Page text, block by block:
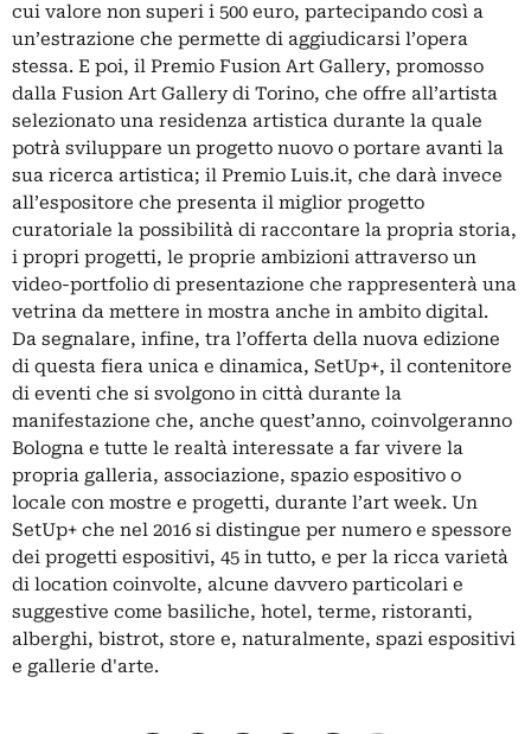
cui valore non superi i 500 euro, partecipando così a
un’estrazione che permette di aggiudicarsi l’opera
stessa. E poi, il Premio Fusion Art Gallery, promosso
dalla Fusion Art Gallery di Torino, che offre all’artista
selezionato una residenza artistica durante la quale
potrà sviluppare un progetto nuovo o portare avanti la
sua ricerca artistica; il Premio Luis.it, che darà invece
all’espositore che presenta il miglior progetto
curatoriale la possibilità di raccontare la propria storia,
i propri progetti, le proprie ambizioni attraverso un
video-portfolio di presentazione che rappresenterà una
vetrina da mettere in mostra anche in ambito digital.
Da segnalare, infine, tra l’offerta della nuova edizione
di questa fiera unica e dinamica, SetUp+, il contenitore
di eventi che si svolgono in città durante la
manifestazione che, anche quest’anno, coinvolgeranno
Bologna e tutte le realtà interessate a far vivere la
propria galleria, associazione, spazio espositivo o
locale con mostre e progetti, durante l’art week. Un
SetUp+ che nel 2016 si distingue per numero e spessore
dei progetti espositivi, 45 in tutto, e per la ricca varietà
di location coinvolte, alcune davvero particolari e
suggestive come basiliche, hotel, terme, ristoranti,
alberghi, bistrot, store e, naturalmente, spazi espositivi
e gallerie d'arte.